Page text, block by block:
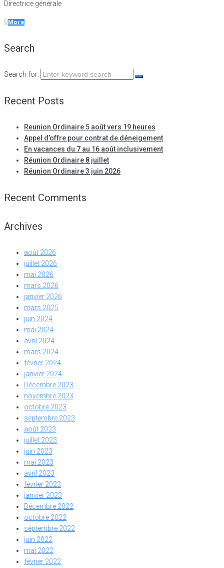
Directrice générale
0 More
Search
Search for:
Recent Posts
Reunion Ordinaire 5 août vers 19 heures
Appel d’offre pour contrat de déneigement
En vacances du 7 au 16 août inclusivement
Réunion Ordinaire 8 juillet
Réunion Ordinaire 3 juin 2026
Recent Comments
Archives
août 2026
juillet 2026
mai 2026
mars 2026
janvier 2026
mars 2025
juin 2024
mai 2024
avril 2024
mars 2024
février 2024
janvier 2024
Décembre 2023
novembre 2023
octobre 2023
septembre 2023
août 2023
juillet 2023
juin 2023
mai 2023
avril 2023
février 2023
janvier 2023
Décembre 2022
octobre 2022
septembre 2022
juin 2022
mai 2022
février 2022